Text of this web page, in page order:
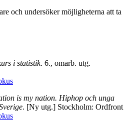
och undersöker möjligheterna att ta
i statistik. 6., omarb. utg.
is my nation. Hiphop och unga
. [Ny utg.] Stockholm: Ordfront